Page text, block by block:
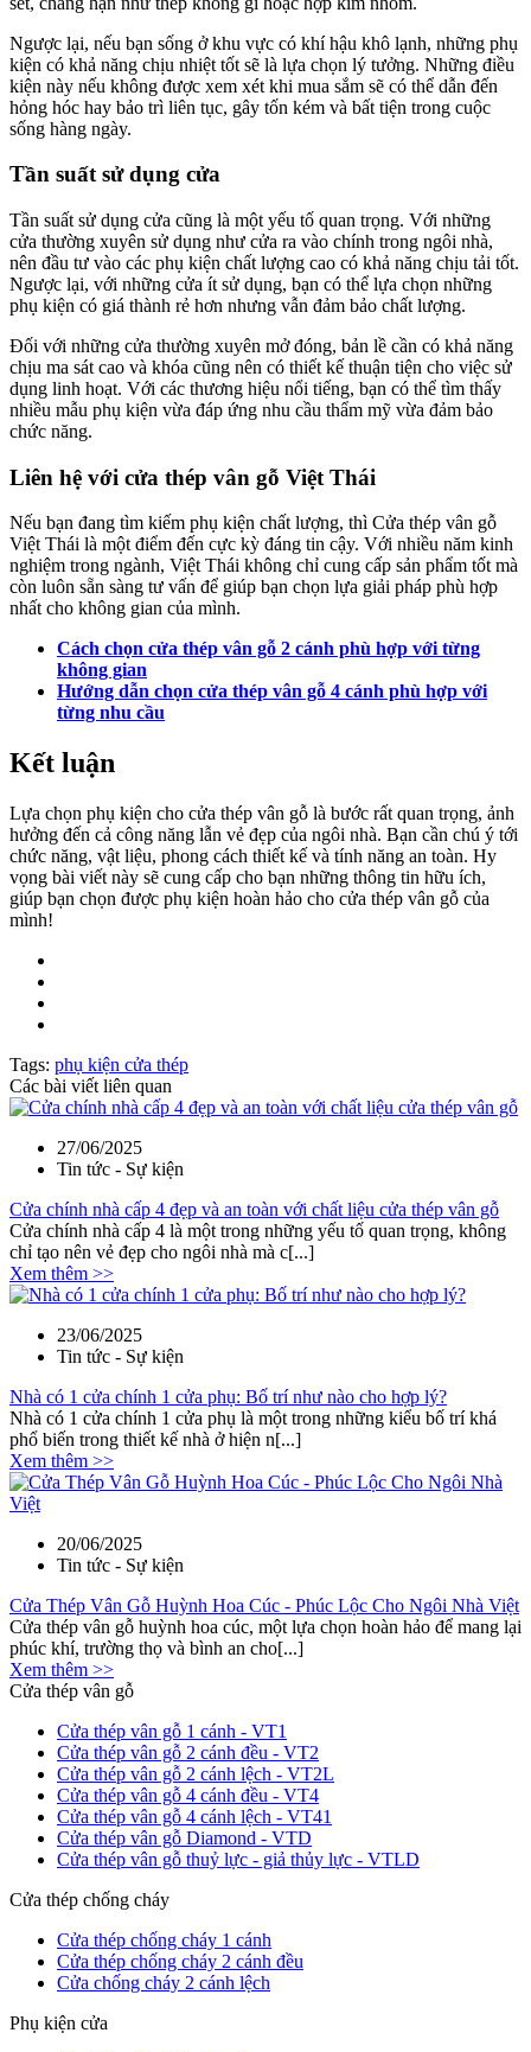
Ngược lại, nếu bạn sống ở khu vực có khí hậu khô lạnh, những phụ
kiện có khả năng chịu nhiệt tốt sẽ là lựa chọn lý tưởng. Những điều
kiện này nếu không được xem xét khi mua sắm sẽ có thể dẫn đến
hỏng hóc hay bảo trì liên tục, gây tốn kém và bất tiện trong cuộc
sống hàng ngày.
Tần suất sử dụng cửa
Tần suất sử dụng cửa cũng là một yếu tố quan trọng. Với những
cửa thường xuyên sử dụng như cửa ra vào chính trong ngôi nhà,
nên đầu tư vào các phụ kiện chất lượng cao có khả năng chịu tải tốt.
Ngược lại, với những cửa ít sử dụng, bạn có thể lựa chọn những
phụ kiện có giá thành rẻ hơn nhưng vẫn đảm bảo chất lượng.
Đối với những cửa thường xuyên mở đóng, bản lề cần có khả năng
chịu ma sát cao và khóa cũng nên có thiết kế thuận tiện cho việc sử
dụng linh hoạt. Với các thương hiệu nổi tiếng, bạn có thể tìm thấy
nhiều mẫu phụ kiện vừa đáp ứng nhu cầu thẩm mỹ vừa đảm bảo
chức năng.
Liên hệ với cửa thép vân gỗ Việt Thái
Nếu bạn đang tìm kiếm phụ kiện chất lượng, thì Cửa thép vân gỗ
Việt Thái là một điểm đến cực kỳ đáng tin cậy. Với nhiều năm kinh
nghiệm trong ngành, Việt Thái không chỉ cung cấp sản phẩm tốt mà
còn luôn sẵn sàng tư vấn để giúp bạn chọn lựa giải pháp phù hợp
nhất cho không gian của mình.
Cách chọn cửa thép vân gỗ 2 cánh phù hợp với từng
không gian
Hướng dẫn chọn cửa thép vân gỗ 4 cánh phù hợp với
từng nhu cầu
Kết luận
Lựa chọn phụ kiện cho cửa thép vân gỗ là bước rất quan trọng, ảnh
hưởng đến cả công năng lẫn vẻ đẹp của ngôi nhà. Bạn cần chú ý tới
chức năng, vật liệu, phong cách thiết kế và tính năng an toàn. Hy
vọng bài viết này sẽ cung cấp cho bạn những thông tin hữu ích,
giúp bạn chọn được phụ kiện hoàn hảo cho cửa thép vân gỗ của
mình!
Tags: phụ kiện cửa thép
Các bài viết liên quan
27/06/2025
Tin tức - Sự kiện
Cửa chính nhà cấp 4 đẹp và an toàn với chất liệu cửa thép vân gỗ
Cửa chính nhà cấp 4 là một trong những yếu tố quan trọng, không
chỉ tạo nên vẻ đẹp cho ngôi nhà mà c[...]
Xem thêm >>
23/06/2025
Tin tức - Sự kiện
Nhà có 1 cửa chính 1 cửa phụ: Bố trí như nào cho hợp lý?
Nhà có 1 cửa chính 1 cửa phụ là một trong những kiểu bố trí khá
phổ biến trong thiết kế nhà ở hiện n[...]
Xem thêm >>
20/06/2025
Tin tức - Sự kiện
Cửa Thép Vân Gỗ Huỳnh Hoa Cúc - Phúc Lộc Cho Ngôi Nhà Việt
Cửa thép vân gỗ huỳnh hoa cúc, một lựa chọn hoàn hảo để mang lại
phúc khí, trường thọ và bình an cho[...]
Xem thêm >>
Cửa thép vân gỗ
Cửa thép vân gỗ 1 cánh - VT1
Cửa thép vân gỗ 2 cánh đều - VT2
Cửa thép vân gỗ 2 cánh lệch - VT2L
Cửa thép vân gỗ 4 cánh đều - VT4
Cửa thép vân gỗ 4 cánh lệch - VT41
Cửa thép vân gỗ Diamond - VTD
Cửa thép vân gỗ thuỷ lực - giả thủy lực - VTLD
Cửa thép chống cháy
Cửa thép chống cháy 1 cánh
Cửa thép chống cháy 2 cánh đều
Cửa chống cháy 2 cánh lệch
Phụ kiện cửa